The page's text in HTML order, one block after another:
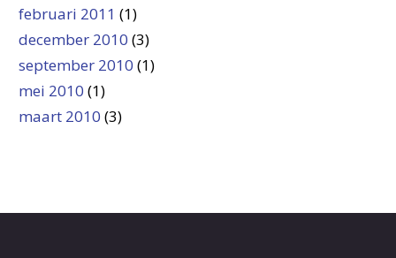
februari 2011 (1)
december 2010 (3)
september 2010 (1)
mei 2010 (1)
maart 2010 (3)